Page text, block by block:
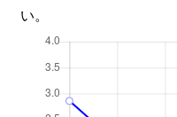
い。